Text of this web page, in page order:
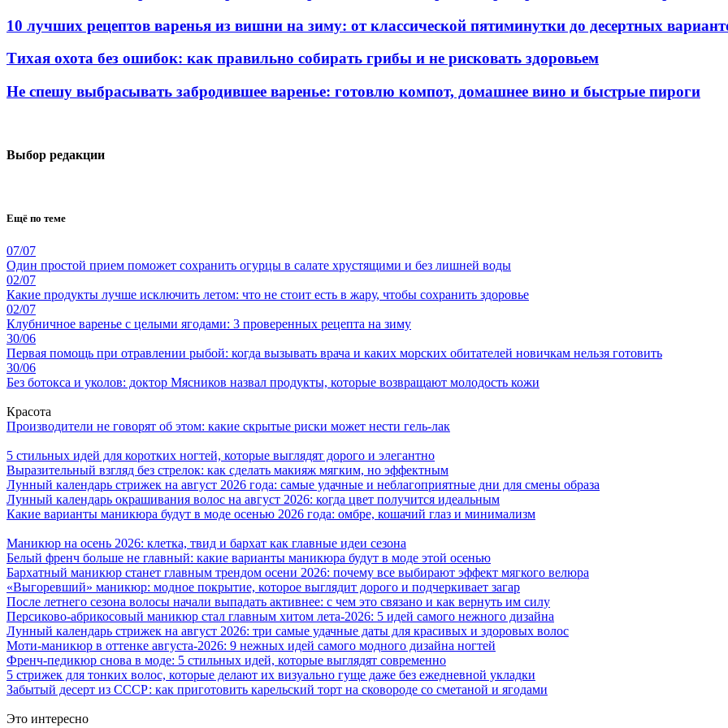
10 лучших рецептов варенья из вишни на зиму: от классической пятиминутки до десертных
Тихая охота без ошибок: как правильно собирать грибы и не рисковать здоровьем
Не спешу выбрасывать забродившее варенье: готовлю компот, домашнее вино и быстрые пироги
Выбор редакции
Ещё по теме
07/07
Один простой прием поможет сохранить огурцы в салате хрустящими и без лишней воды
02/07
Какие продукты лучше исключить летом: что не стоит есть в жару, чтобы сохранить здоровье
02/07
Клубничное варенье с целыми ягодами: 3 проверенных рецепта на зиму
30/06
Первая помощь при отравлении рыбой: когда вызывать врача и каких морских обитателей новичкам нельзя готовить
30/06
Без ботокса и уколов: доктор Мясников назвал продукты, которые возвращают молодость кожи
Красота
Производители не говорят об этом: какие скрытые риски может нести гель-лак
5 стильных идей для коротких ногтей, которые выглядят дорого и элегантно
Выразительный взгляд без стрелок: как сделать макияж мягким, но эффектным
Лунный календарь стрижек на август 2026 года: самые удачные и неблагоприятные дни для смены образа
Лунный календарь окрашивания волос на август 2026: когда цвет получится идеальным
Какие варианты маникюра будут в моде осенью 2026 года: омбре, кошачий глаз и минимализм
Маникюр на осень 2026: клетка, твид и бархат как главные идеи сезона
Белый френч больше не главный: какие варианты маникюра будут в моде этой осенью
Бархатный маникюр станет главным трендом осени 2026: почему все выбирают эффект мягкого велюра
«Выгоревший» маникюр: модное покрытие, которое выглядит дорого и подчеркивает загар
После летнего сезона волосы начали выпадать активнее: с чем это связано и как вернуть им силу
Персиково-абрикосовый маникюр стал главным хитом лета-2026: 5 идей самого нежного дизайна
Лунный календарь стрижек на август 2026: три самые удачные даты для красивых и здоровых волос
Моти-маникюр в оттенке августа-2026: 9 нежных идей самого модного дизайна ногтей
Френч-педикюр снова в моде: 5 стильных идей, которые выглядят современно
5 стрижек для тонких волос, которые делают их визуально гуще даже без ежедневной укладки
Забытый десерт из СССР: как приготовить карельский торт на сковороде со сметаной и ягодами
Это интересно